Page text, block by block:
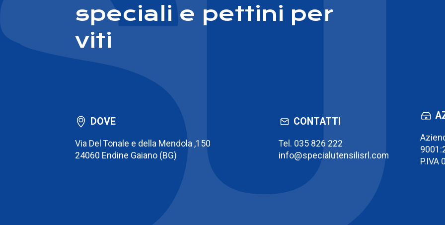
speciali e pettini per
viti
DOVE
Via Del Tonale e della Mendola ,150
24060 Endine Gaiano (BG)
CONTATTI
Tel. 035 826 222
info@specialutensilisrl.com
P.IVA